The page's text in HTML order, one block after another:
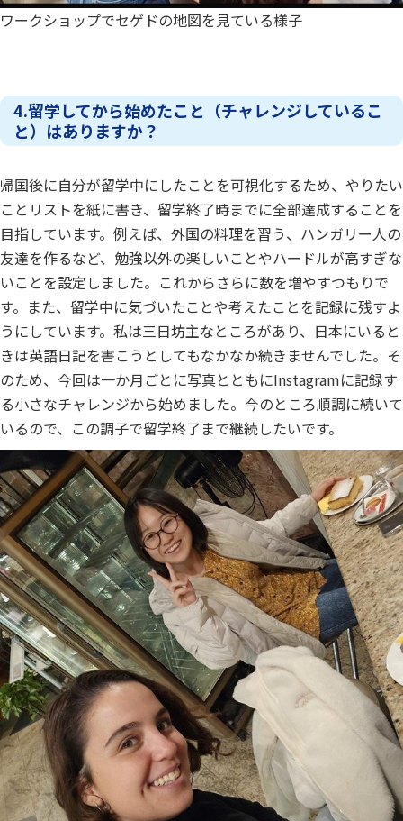
ワークショップでセゲドの地図を見ている様子
4.留学してから始めたこと（チャレンジしているこ
と）はありますか？
帰国後に自分が留学中にしたことを可視化するため、やりたい
ことリストを紙に書き、留学終了時までに全部達成することを
目指しています。例えば、外国の料理を習う、ハンガリー人の
友達を作るなど、勉強以外の楽しいことやハードルが高すぎな
いことを設定しました。これからさらに数を増やすつもりで
す。また、留学中に気づいたことや考えたことを記録に残すよ
うにしています。私は三日坊主なところがあり、日本にいると
きは英語日記を書こうとしてもなかなか続きませんでした。そ
のため、今回は一か月ごとに写真とともにInstagramに記録す
る小さなチャレンジから始めました。今のところ順調に続いて
いるので、この調子で留学終了まで継続したいです。